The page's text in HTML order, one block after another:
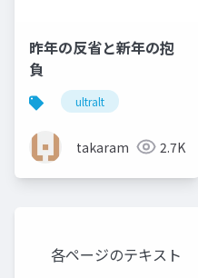
昨年の反省と新年の抱
負
ultralt
takaram 2.7K
各ページのテキスト